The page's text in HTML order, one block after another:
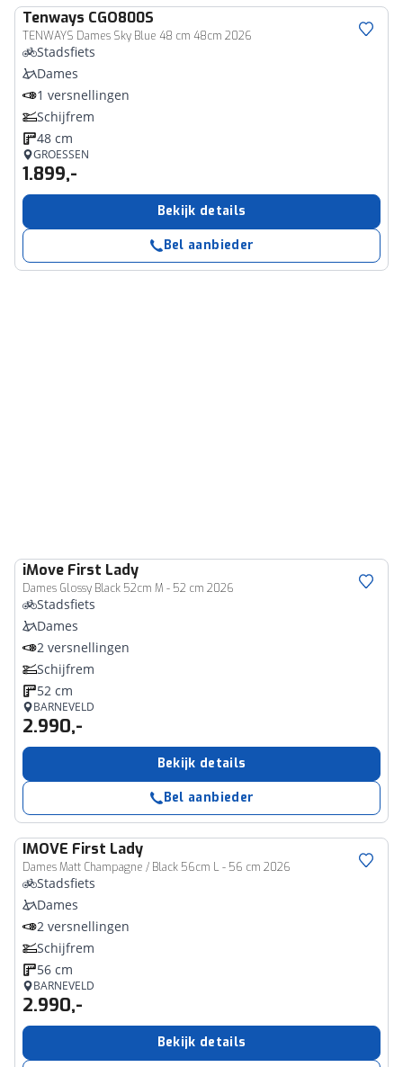
Tenways CGO800S
TENWAYS Dames Sky Blue 48 cm 48cm 2026
Stadsfiets
Dames
1 versnellingen
Schijfrem
48 cm
GROESSEN
1.899,-
Bekijk details
Bel aanbieder
iMove First Lady
Dames Glossy Black 52cm M - 52 cm 2026
Stadsfiets
Dames
2 versnellingen
Schijfrem
52 cm
BARNEVELD
2.990,-
Bekijk details
Bel aanbieder
IMOVE First Lady
Dames Matt Champagne / Black 56cm L - 56 cm 2026
Stadsfiets
Dames
2 versnellingen
Schijfrem
56 cm
BARNEVELD
2.990,-
Bekijk details